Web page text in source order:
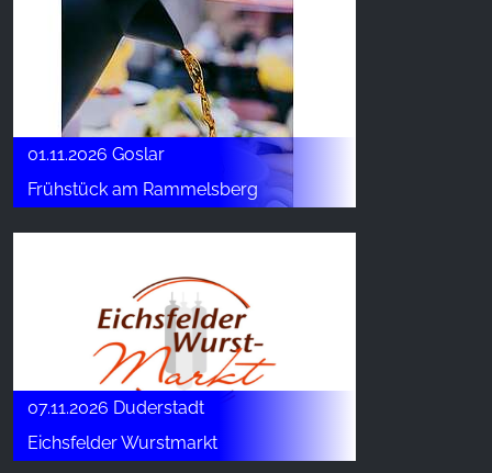
01.11.2026 Goslar
Frühstück am Rammelsberg
07.11.2026 Duderstadt
Eichsfelder Wurstmarkt